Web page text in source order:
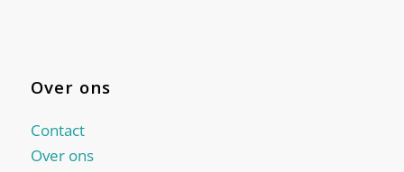
Over ons
Contact
Over ons